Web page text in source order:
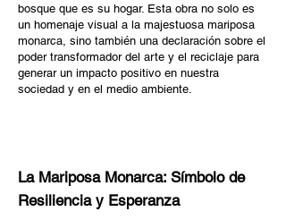
bosque que es su hogar. Esta obra no solo es
un homenaje visual a la majestuosa mariposa
monarca, sino también una declaración sobre el
poder transformador del arte y el reciclaje para
generar un impacto positivo en nuestra
sociedad y en el medio ambiente.
La Mariposa Monarca: Símbolo de
Resiliencia y Esperanza